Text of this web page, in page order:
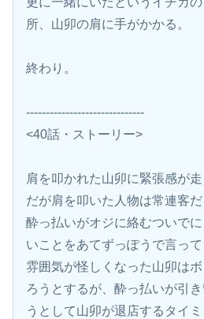
所、山卯の肩に手がかかる。
終わり。
------------------------------
<40話・ストーリー>
肩を叩かれた山卯に緊張感が走
だが肩を叩いた人物は常連客だ
酔っ払いがオジに絡むついで
いことをあてずっぽうで言って
雰囲気が怪しくなった山卯は
ろうとするが、酔っ払いが引
うとして山卯が退店するタイ